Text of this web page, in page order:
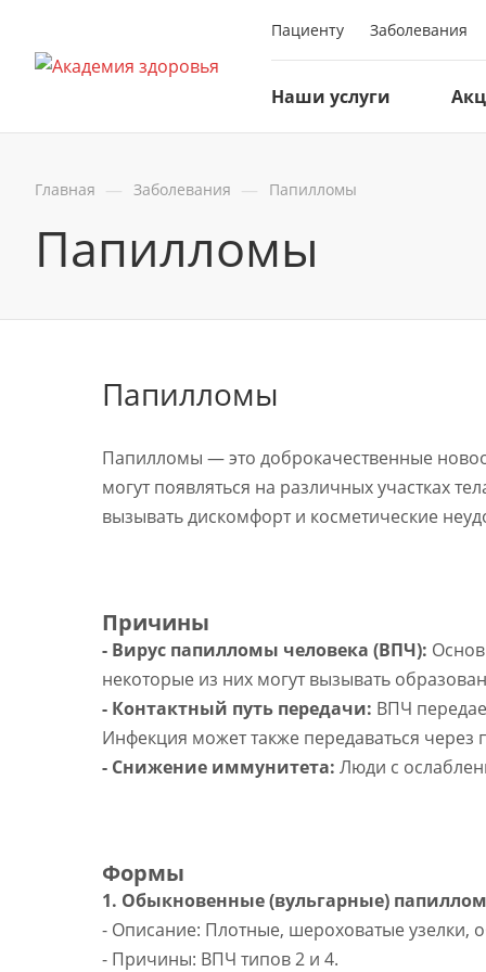
Пациенту Заболевания
Наши услуги
Главная — Заболевания — Папилломы
Папилломы
Папилломы
Папилломы — это доброкачественные
могут появляться на различных участках
вызывать дискомфорт и косметические
Причины
- Вирус папилломы человека (ВПЧ):
некоторые из них могут вызывать
- Контактный путь передачи: ВПЧ
Инфекция может также передаваться
- Снижение иммунитета: Люди с
Формы
1. Обыкновенные (вульгарные)
- Описание: Плотные, шероховатые узелки,
- Причины: ВПЧ типов 2 и 4.